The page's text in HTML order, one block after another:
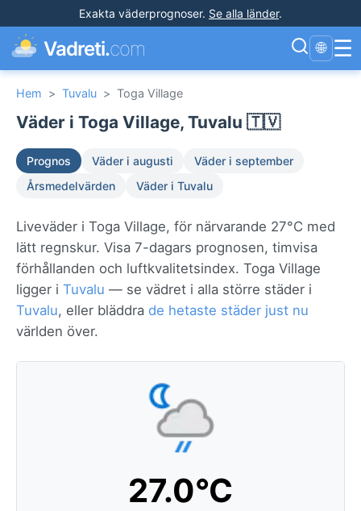
Exakta väderprognoser. Se alla länder.
Vadreti.com 🌐 ☰
Hem > Tuvalu > Toga Village
Väder i Toga Village, Tuvalu 🇹🇻
Prognos Väder i augusti
Väder i september
Årsmedelvärden
Väder i Tuvalu
Liveväder i Toga Village, för närvarande 27°C med
lätt regnskur. Visa 7-dagars prognosen, timvisa
förhållanden och luftkvalitetsindex. Toga Village
ligger i Tuvalu — se vädret i alla större städer i
Tuvalu, eller bläddra de hetaste städer just nu
världen över.
27.0°C